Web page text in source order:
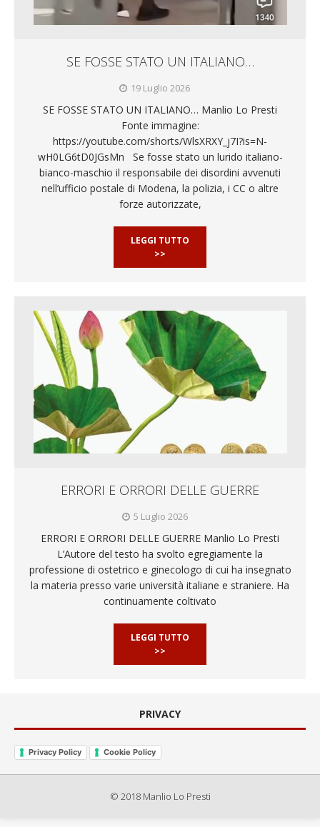
SE FOSSE STATO UN ITALIANO…
19 Luglio 2026
SE FOSSE STATO UN ITALIANO… Manlio Lo Presti
Fonte immagine:
https://youtube.com/shorts/WlsXRXY_j7I?is=N-
wH0LG6tD0JGsMn Se fosse stato un lurido italiano-
bianco-maschio il responsabile dei disordini avvenuti
nell’ufficio postale di Modena, la polizia, i CC o altre
forze autorizzate,
LEGGI TUTTO
>>
ERRORI E ORRORI DELLE GUERRE
5 Luglio 2026
ERRORI E ORRORI DELLE GUERRE Manlio Lo Presti
L’Autore del testo ha svolto egregiamente la
professione di ostetrico e ginecologo di cui ha insegnato
la materia presso varie università italiane e straniere. Ha
continuamente coltivato
LEGGI TUTTO
>>
PRIVACY
Privacy Policy Cookie Policy
© 2018 Manlio Lo Presti